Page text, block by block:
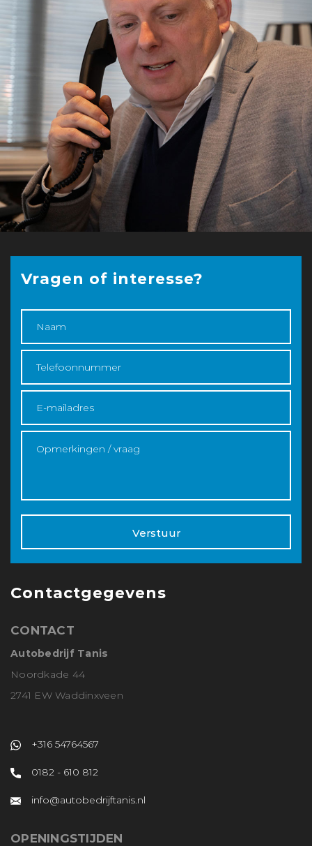
Vragen of interesse?
Verstuur
Contactgegevens
CONTACT
Autobedrijf Tanis
Noordkade 44
2741 EW Waddinxveen
+316 54764567
0182 - 610 812
info@autobedrijftanis.nl
OPENINGSTIJDEN